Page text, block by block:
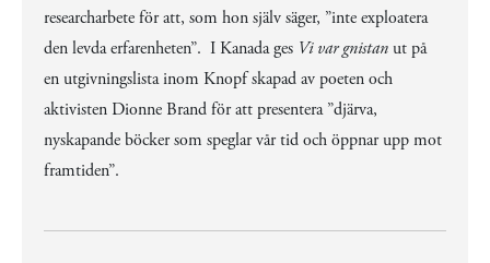
researcharbete för att, som hon själv säger, ”inte exploatera
den levda erfarenheten”. I Kanada ges Vi var gnistanut på
en utgivningslista inom Knopf skapad av poeten och
aktivisten Dionne Brand för att presentera ”djärva,
nyskapande böcker som speglar vår tid och öppnar upp mot
framtiden”.